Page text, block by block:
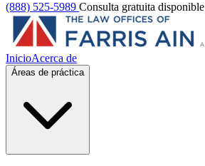
(888) 525-5989 Consulta gratuita disponible
InicioAcerca de
Áreas de práctica